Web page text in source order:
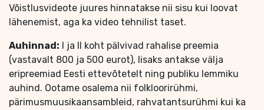
Võistlusvideote juures hinnatakse nii sisu kui loovat
lähenemist, aga ka video tehnilist taset.
Auhinnad: I ja II koht pälvivad rahalise preemia
(vastavalt 800 ja 500 eurot), lisaks antakse välja
eripreemiad Eesti ettevõtetelt ning publiku lemmiku
auhind. Ootame osalema nii folkloorirühmi,
pärimusmuusikaansambleid, rahvatantsurühmi kui ka